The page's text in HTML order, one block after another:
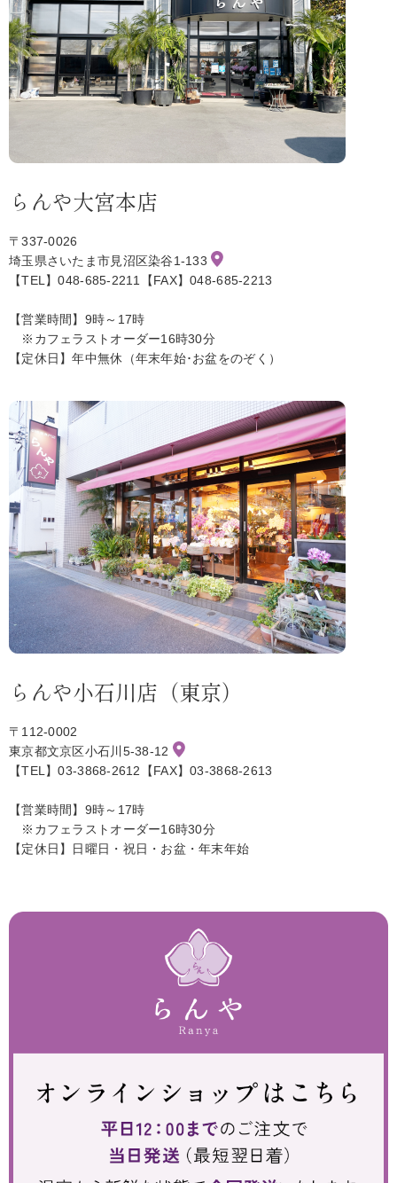
らんや大宮本店
〒337-0026
埼玉県さいたま市見沼区染谷1-133
【TEL】048-685-2211【FAX】048-685-2213
【営業時間】9時～17時
※カフェラストオーダー16時30分
【定休日】年中無休（年末年始･お盆をのぞく）
らんや小石川店（東京）
〒112-0002
東京都文京区小石川5-38-12
【TEL】03-3868-2612【FAX】03-3868-2613
【営業時間】9時～17時
※カフェラストオーダー16時30分
【定休日】日曜日・祝日・お盆・年末年始